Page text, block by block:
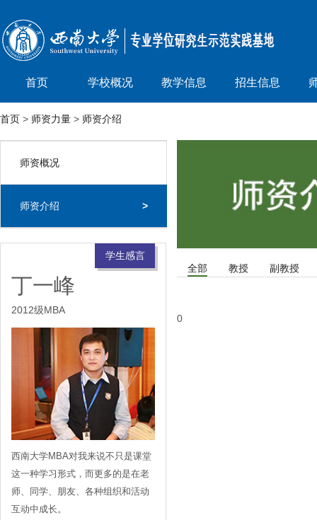
首页 学校概况 教学信息 招生信息
首页 > 师资力量 > 师资介绍
师资概况
师资介绍 >
学生感言
丁一峰
2012级MBA
西南大学MBA对我来说不只是课堂
这一种学习形式，而更多的是在老
师、同学、朋友、各种组织和活动
互动中成长。
全部 教授 副教授
0